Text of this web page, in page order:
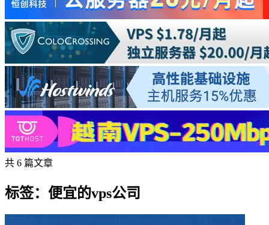
共 6 篇文章
标签：便宜的vps公司